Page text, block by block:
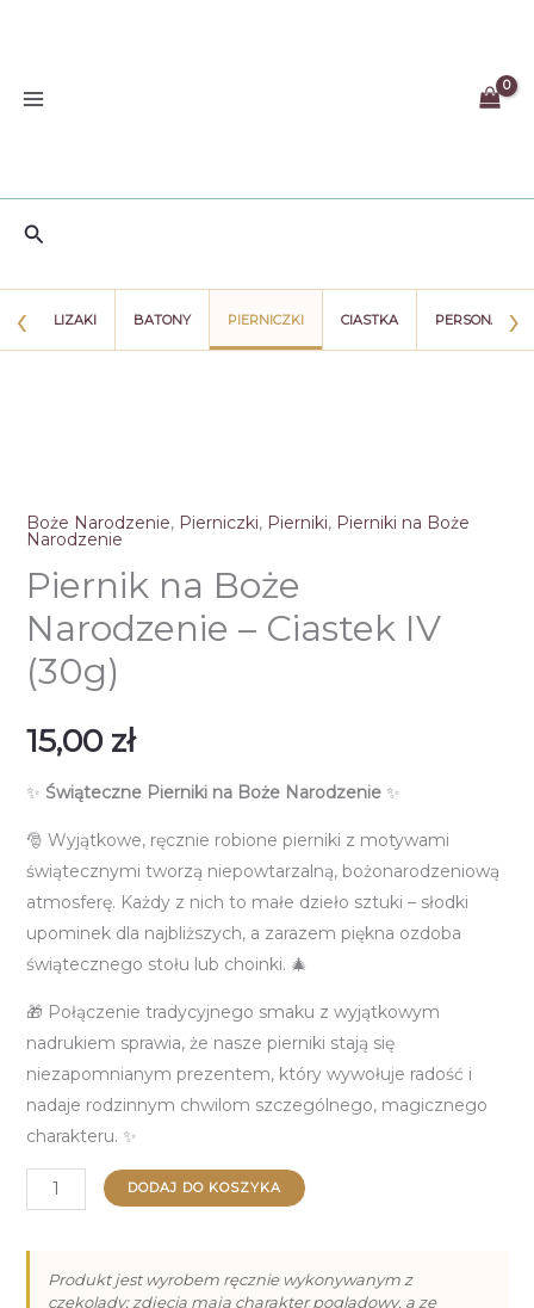
Szukaj
‹ LIZAKI BATONY PIERNICZKI CIASTKA ›
Boże Narodzenie, Pierniczki, Pierniki, Pierniki na Boże
Narodzenie
Piernik na Boże
Narodzenie – Ciastek IV
(30g)
15,00 zł
✨ Świąteczne Pierniki na Boże Narodzenie ✨
🎅 Wyjątkowe, ręcznie robione pierniki z motywami
świątecznymi tworzą niepowtarzalną, bożonarodzeniową
atmosferę. Każdy z nich to małe dzieło sztuki – słodki
upominek dla najbliższych, a zarazem piękna ozdoba
świątecznego stołu lub choinki. 🎄
🎁 Połączenie tradycyjnego smaku z wyjątkowym
nadrukiem sprawia, że nasze pierniki stają się
niezapomnianym prezentem, który wywołuje radość i
nadaje rodzinnym chwilom szczególnego, magicznego
charakteru. ✨
ilość
Piernik
Boże
DODAJ DO KOSZYKA
Produkt jest wyrobem ręcznie wykonywanym z
czekolady; zdjęcia mają charakter poglądowy, a ze